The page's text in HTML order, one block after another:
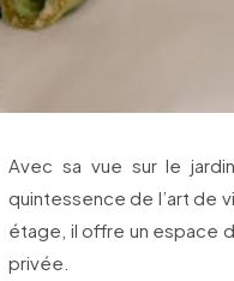
Avec sa vue sur le
quintessence de l’art de
étage, il offre un espace
privée.